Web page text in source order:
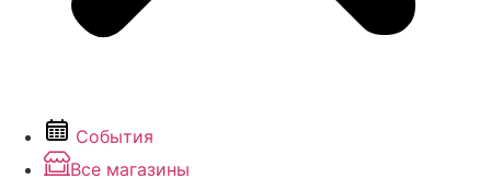
События
Все магазины